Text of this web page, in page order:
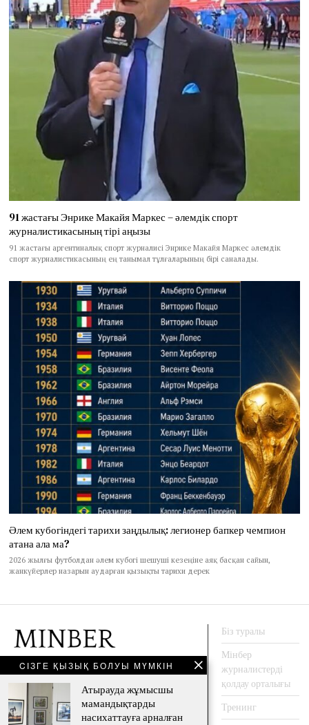
91 жастағы Энрике Макайя Маркес – әлемдік спорт
журналистикасының тірі аңызы
91 жастағы аргентиналық спорт журналисі Энрике Макайя Маркес әлемдік
спорт журналистикасының ең танымал тұлғаларының бірі саналады.
Әлем кубогіндегі тарихи заңдылық: легионер бапкер чемпион
атана ала ма?
2026 жылғы футболдан әлем кубогі шешуші кезеңіне аяқ басқан сайын,
жанкүйерлер назарын аударған қызықты тарихи дерек
CІЗГЕ ҚЫЗЫҚ БОЛУЫ МҮМКІН
Атырауда жұмысшы
мамандықтарды
насихаттауға арналған
АҚПАРАТ АГЕНТТЕГІ
Біз туралы
Мінбер
журналистерді
қолдау орталығы
Тренинг